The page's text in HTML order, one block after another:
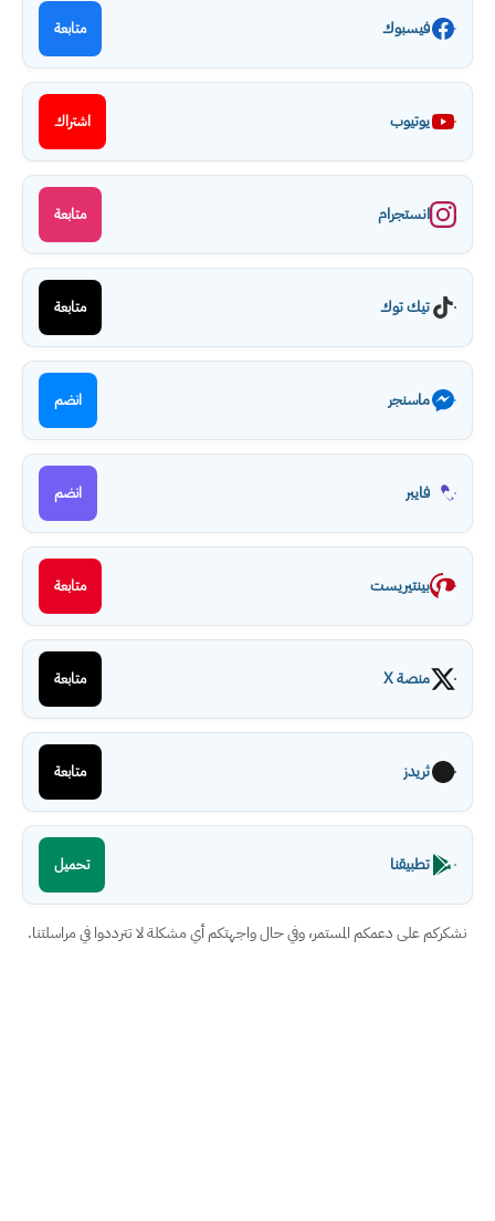
فيسبوك متابعة
يوتيوب اشتراك
انستجرام متابعة
تيك توك متابعة
ماسنجر انضم
فايبر انضم
بينتيريست متابعة
منصة X متابعة
ثريدز متابعة
تطبيقنا تحميل
نشكركم على دعمكم المستمر، وفي حال واجهتكم أي مشكلة لا تترددوا في مراسلتنا.